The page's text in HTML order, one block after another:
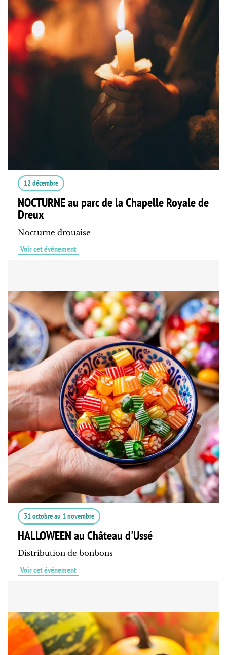
12 décembre
NOCTURNE au parc de la Chapelle Royale de
Dreux
Nocturne drouaise
Voir cet événement
31 octobreau 1 novembre
HALLOWEEN au Château d'Ussé
Distribution de bonbons
Voir cet événement